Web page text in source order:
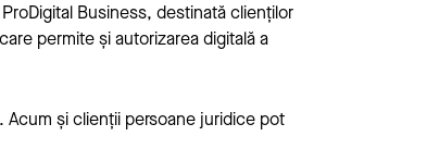
Business, destinată clienților
permite și autorizarea digitală a
și clienții persoane juridice pot